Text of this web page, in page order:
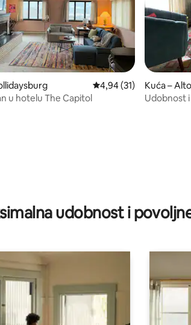
recenzija: 126
Prosječna ocjena: 4,94/
4,94 (31)
u hotelu The Capitol
Kuća –
Udobnost
udobnost i